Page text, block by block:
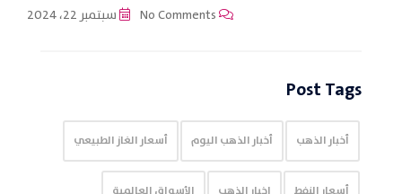
سبتمبر 22، 2024
Post Tags
أخبار الذهب أخبار الذهب اليوم أسعار الغاز الطبيعي